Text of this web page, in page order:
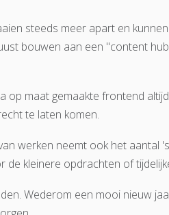
steeds meer apart en
bouwen aan een "content
op maat gemaakte frontend
te laten komen.
werken neemt ook het aantal
kleinere opdrachten of
Wederom een mooi nieuw